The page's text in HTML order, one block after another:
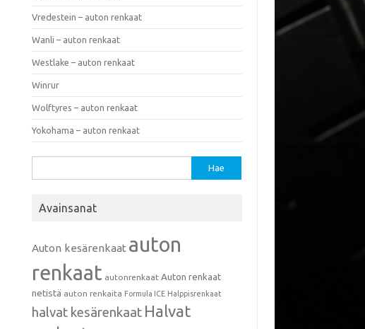
Vredestein – auton renkaat
Wanli – auton renkaat
Westlake – auton renkaat
Winrur
Wolftyres – auton renkaat
Yokohama – auton renkaat
Avainsanat
Auton kesärenkaat auton
renkaat autonrenkaat Auton renkaat
netistä auton renkaita Formula ICE Halppisrenkaat
halvat kesärenkaat Halvat